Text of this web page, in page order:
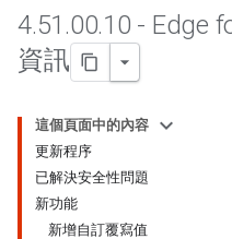
4.51 .00.10 - Edge
資訊
這個頁面中的內容
更新程序
已解決安全性問題
新功能
新增自訂覆寫值